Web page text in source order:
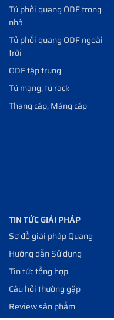
Tủ phối quang ODF trong
nhà
Tủ phối quang ODF ngoài
trời
ODF tập trung
Tủ mạng, tủ rack
Thang cáp, Máng cáp
TIN TỨC GIẢI PHÁP
Sơ đồ giải pháp Quang
Hướng dẫn Sử dụng
Tin tức tổng hợp
Câu hỏi thường gặp
Review sản phẩm